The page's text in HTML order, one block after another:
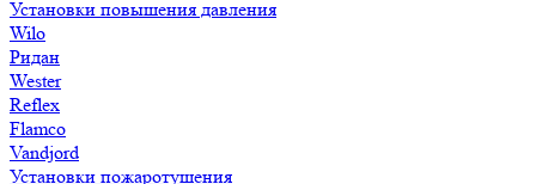
Установки повышения давления
Wilo
Ридан
Wester
Reflex
Flamco
Vandjord
Установки пожаротушения